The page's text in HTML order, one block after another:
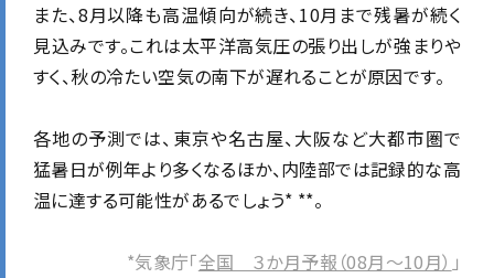
また、8月以降も高温傾向が続き、10月まで残暑が続く
見込みです。これは太平洋高気圧の張り出しが強まりや
すく、秋の冷たい空気の南下が遅れることが原因です。
各地の予測では、東京や名古屋、大阪など大都市圏で
猛暑日が例年より多くなるほか、内陸部では記録的な高
温に達する可能性があるでしょう* **。
*気象庁「全国 ３か月予報（08月～10月） 」